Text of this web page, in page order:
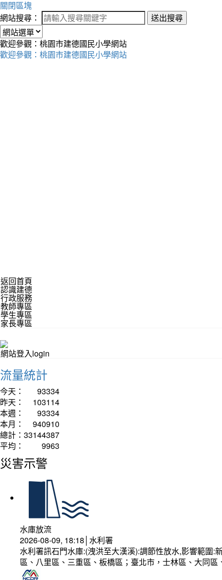
關閉區塊
網站搜尋：
送出搜尋
歡迎參觀：桃園市建德國民小學網站
歡迎參觀：桃園市建德國民小學網站
返回首頁
認識建德
行政服務
教師專區
學生專區
家長專區
網站登入login
流量統計
今天：
93334
昨天：
103114
本週：
93334
本月：
940910
總計： 33144387
平均：
9963
災害示警
水庫放流
2026-08-09, 18:18│水利署
水利署訊石門水庫:(洩洪至大漢溪):調節性放水,影響範圍
區、八里區、三重區、板橋區；臺北市，士林區、大同